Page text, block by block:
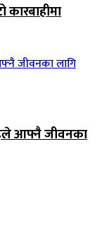
कारबाहीमा
आफ्नै जीवनका